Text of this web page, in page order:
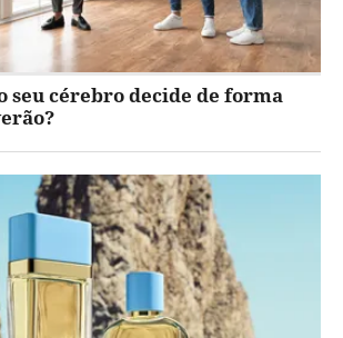
seu cérebro decide de forma